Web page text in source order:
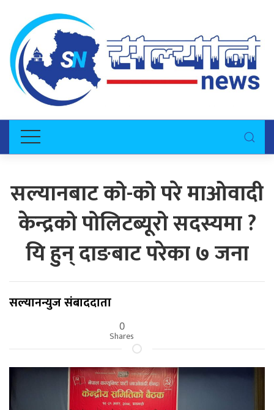
सल्यानबाट को-को परे माओवादी
केन्द्रको पोलिटब्यूरो सदस्यमा ?
यि हुन् दाङबाट परेका ७ जना
सल्यानन्युज संबाददाता
0
Shares